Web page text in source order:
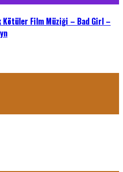
Kötüler Film Müziği – Bad Girl –